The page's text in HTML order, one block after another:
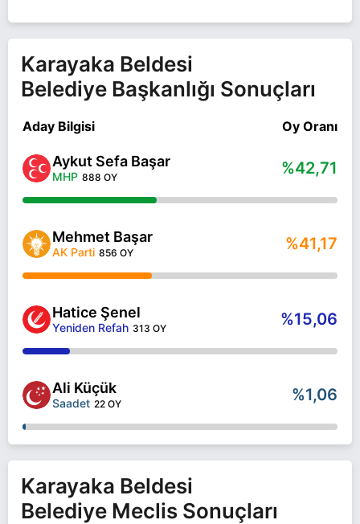
Karayaka Beldesi
Belediye Başkanlığı Sonuçları
Aday Bilgisi Oy Oranı
Aykut Sefa Başar
MHP 888 OY %42,71
Mehmet Başar
AK Parti 856 OY %41,17
Hatice Şenel
Yeniden Refah 313 OY %15,06
Ali Küçük
Saadet 22 OY %1,06
Karayaka Beldesi
Belediye Meclis Sonuçları